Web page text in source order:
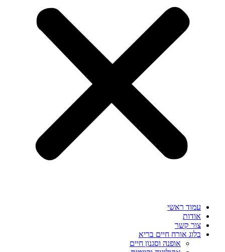
עמוד ראשי
אודות
צור קשר
בלוג אורח חיים בריא
אופנה וסגנון חיים